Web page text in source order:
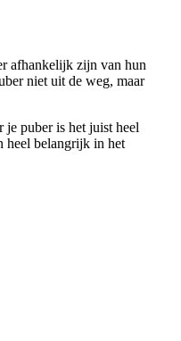
afhankelijk zijn van hun
niet uit de weg, maar
puber is het juist heel
heel belangrijk in het